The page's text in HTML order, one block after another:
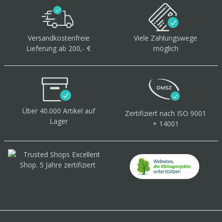
Versandkostenfreie
Lieferung ab 200,- €
Viele Zahlungswege
möglich
Über 40.000 Artikel auf
Lager
Zertifiziert nach ISO 9001
+ 14001